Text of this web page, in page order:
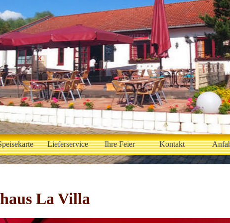
Lieferservice Ihre Feier Kontakt
La Villa